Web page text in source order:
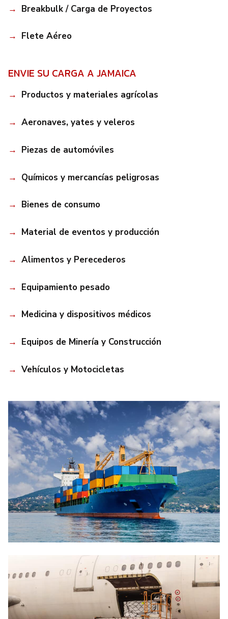
Breakbulk / Carga de Proyectos
Flete Aéreo
ENVIE SU CARGA A JAMAICA
Productos y materiales agrícolas
Aeronaves, yates y veleros
Piezas de automóviles
Químicos y mercancías peligrosas
Bienes de consumo
Material de eventos y producción
Alimentos y Perecederos
Equipamiento pesado
Medicina y dispositivos médicos
Equipos de Minería y Construcción
Vehículos y Motocicletas